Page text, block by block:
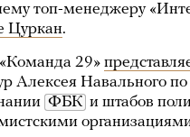
топ-менеджеру
Цуркан.
29»
Алексея Навального
ФБК и штабов